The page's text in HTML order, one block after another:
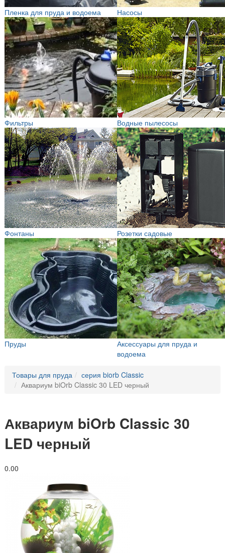
Пленка для пруда и водоема Насосы
Фильтры Водные пылесосы
Фонтаны Розетки садовые
Пруды
Аксессуары для пруда и
водоема
Товары для пруда
серия biorb Classic
Аквариум biOrb Classic 30 LED черный
Аквариум biOrb Classic 30
LED черный
0.00